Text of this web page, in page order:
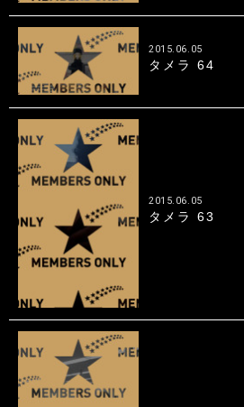
2015.06.05
タメラ 64
2015.06.05
タメラ 63